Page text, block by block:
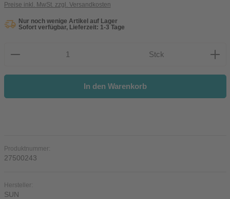
Preise inkl. MwSt. zzgl. Versandkosten
Nur noch wenige Artikel auf Lager
Sofort verfügbar, Lieferzeit: 1-3 Tage
Produkt Anzahl: Gib den gewünschten Wert ein oder
Stck
In den Warenkorb
Produktnummer:
27500243
Hersteller:
SUN